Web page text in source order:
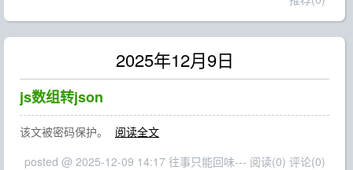
2025年12月9日
js数组转json
该文被密码保护。
阅读全文
posted @ 2025-12-09 14:17 往事只能回味--- 阅读(0) 评论(0)